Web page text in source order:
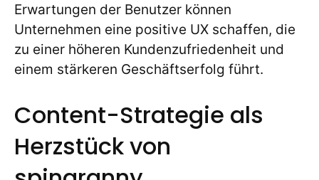
Erwartungen der Benutzer können
Unternehmen eine positive UX schaffen, die
zu einer höheren Kundenzufriedenheit und
einem stärkeren Geschäftserfolg führt.
Content-Strategie als
Herzstück von